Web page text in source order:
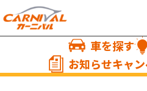
車を探す
お知らせキャ